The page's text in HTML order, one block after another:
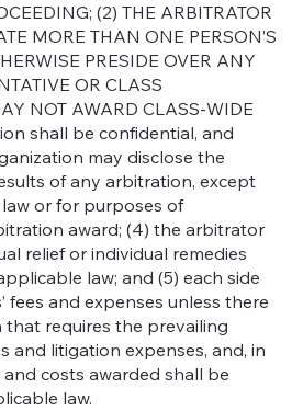
(2) THE ARBITRATOR
MORE THAN ONE PERSON’S
PRESIDE OVER ANY
OR CLASS
NOT AWARD CLASS-WIDE
shall be confidential, and
may disclose the
of any arbitration, except
or for purposes of
award; (4) the arbitrator
relief or individual remedies
law; and (5) each side
fees and expenses unless there
requires the prevailing
and litigation expenses, and, in
costs awarded shall be
law.